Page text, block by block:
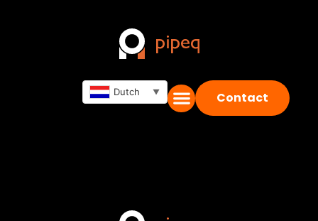
Contact
Dutch ▼
PurgEye® 200
zuurstofmonitor